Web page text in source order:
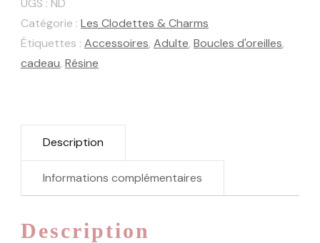
Twist
Catégorie : Les Clodettes & Charms
Étiquettes : Accessoires, Adulte, Boucles d'oreilles,
cadeau, Résine
Description
Informations complémentaires
Description